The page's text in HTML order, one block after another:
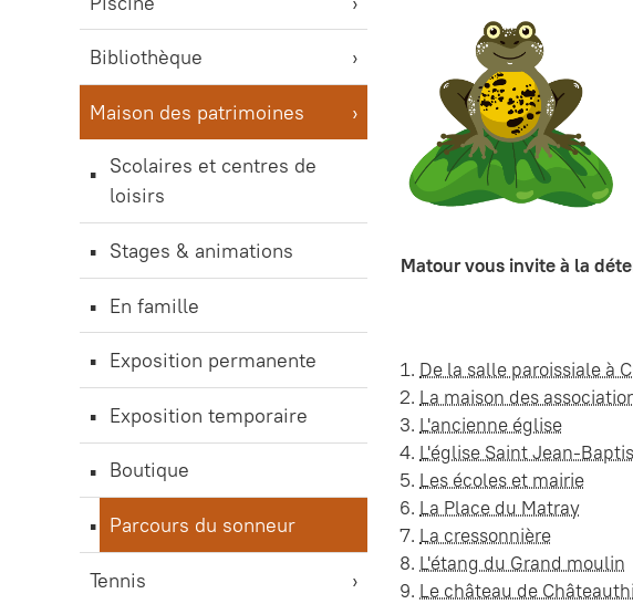
Bibliothèque
Maison des patrimoines
Scolaires et centres de
loisirs
Stages & animations
En famille
Exposition permanente
Exposition temporaire
Boutique
Parcours du sonneur
Tennis
Matour vous invite à la
De la salle paroissiale à
La maison des
L'ancienne église
L'église Saint Jean-
Les écoles et mairie
La Place du Matray
La cressonnière
L'étang du Grand moulin
Le château de